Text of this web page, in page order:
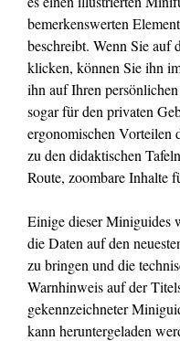
bemerkenswerten
beschreibt. Wenn Sie auf
klicken, können Sie ihn
ihn auf Ihren
sogar für den privaten
ergonomischen Vorteilen
zu den didaktischen
Route, zoombare Inhalte
Einige dieser Miniguides
die Daten auf den
zu bringen und die
Warnhinweis auf der
gekennzeichneter
kann heruntergeladen